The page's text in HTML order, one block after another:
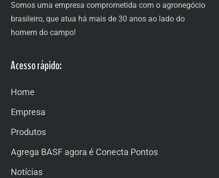
Somos uma empresa comprometida com o agronegócio
brasileiro, que atua há mais de 30 anos ao lado do
homem do campo!
Acesso rápido:
Home
Empresa
Produtos
Agrega BASF agora é Conecta Pontos
Notícias